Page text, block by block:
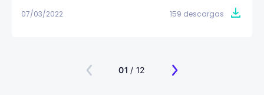
07/03/2022 159 descargas
01 / 12